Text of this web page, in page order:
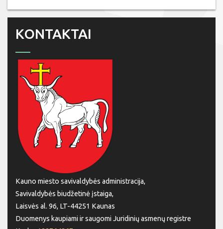
KONTAKTAI
Kauno miesto savivaldybės administracija,
Savivaldybės biudžetinė įstaiga,
Laisvės al. 96, LT-44251 Kaunas
Duomenys kaupiami ir saugomi Juridinių asmenų registre